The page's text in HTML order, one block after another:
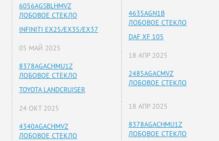
6056AGSBLHMVZ
ЛОБОВОЕ СТЕКЛО
INFINITI EX25/EX35/EX37
05 МАЙ 2025
8378AGACHMU1Z
ЛОБОВОЕ СТЕКЛО
TOYOTA LANDCRUISER
24 ОКТ 2025
4340AGACHMVZ
ЛОБОВОЕ СТЕКЛО
4635AGN1B
ЛОБОВОЕ СТЕКЛО
DAF XF 105
18 АПР 2025
2485AGACMVZ
ЛОБОВОЕ СТЕКЛО
18 АПР 2025
8378AGACHMU1Z
ЛОБОВОЕ СТЕКЛО